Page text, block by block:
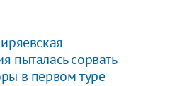
пыталась сорвать
в первом туре